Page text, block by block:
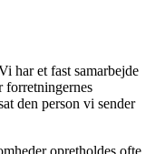
har et fast samarbejde
den person vi sender